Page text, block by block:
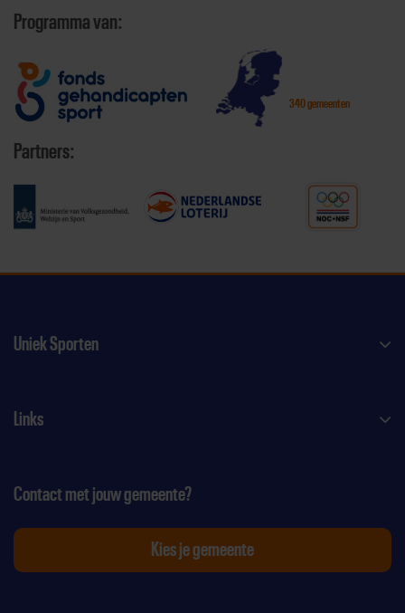
Programma van:
340 gemeenten
Partners:
Uniek Sporten
Links
Contact met jouw gemeente?
Kies je gemeente